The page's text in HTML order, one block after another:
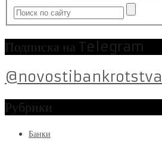
Подписка на Telegram
@novostibankrotstva
Рубрики
Банки